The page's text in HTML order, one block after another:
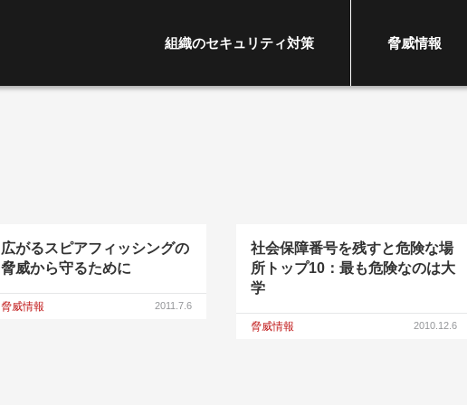
組織のセキュリティ対策 脅威情報
広がるスピアフィッシングの
脅威から守るために
脅威情報 2011.7.6
社会保障番号を残すと危険な場
所トップ10：最も危険なのは大
学
脅威情報 2010.12.6